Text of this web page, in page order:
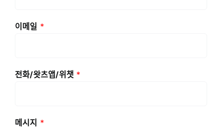
이메일 *
전화/왓츠앱/위챗 *
메시지 *